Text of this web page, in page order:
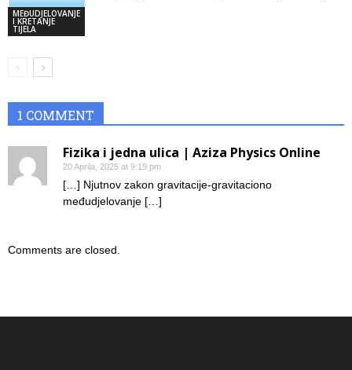
MEĐUDJELOVANJE
I KRETANJE
TIJELA
1 COMMENT
Fizika i jedna ulica | Aziza Physics Online
20 Aprila, 2025 at 9:19 pm
[…] Njutnov zakon gravitacije-gravitaciono
međudjelovanje […]
Comments are closed.